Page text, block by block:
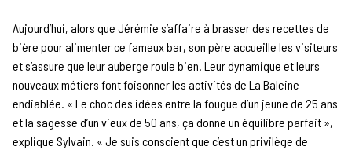
Aujourd’hui, alors que Jérémie s’affaire à brasser des recettes de
bière pour alimenter ce fameux bar, son père accueille les visiteurs
et s’assure que leur auberge roule bien. Leur dynamique et leurs
nouveaux métiers font foisonner les activités de La Baleine
endiablée. « Le choc des idées entre la fougue d’un jeune de 25 ans
et la sagesse d’un vieux de 50 ans, ça donne un équilibre parfait »,
explique Sylvain. « Je suis conscient que c’est un privilège de